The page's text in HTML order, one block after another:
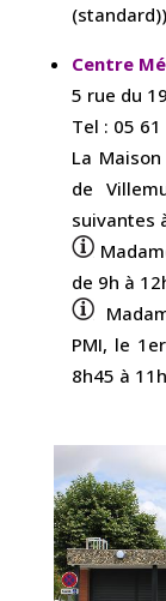
(standard))
Centre
5 rue du
Tel : 05
La
de
suivantes
de 9h à
PMI, le
8h45 à